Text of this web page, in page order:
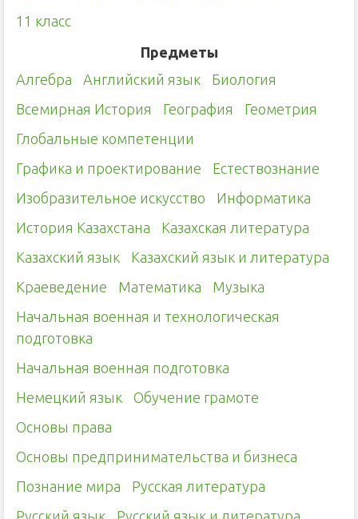
11 класс
Предметы
Алгебра
Английский язык
Биология
Всемирная История
География
Геометрия
Глобальные компетенции
Графика и проектирование
Естествознание
Изобразительное искусство
Информатика
История Казахстана
Казахская литература
Казахский язык
Казахский язык и литература
Краеведение
Математика
Музыка
Начальная военная и технологическая
подготовка
Начальная военная подготовка
Немецкий язык
Обучение грамоте
Основы права
Основы предпринимательства и бизнеса
Познание мира
Русская литература
Русский язык
Русский язык и литература